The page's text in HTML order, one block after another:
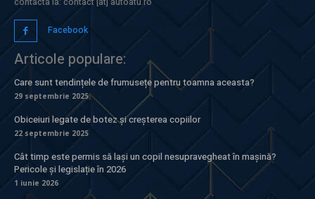
Facebook
Articole populare:
Care sunt tendințele de frumusețe pentru toamna aceasta?
29 septembrie 2025
Obiceiuri legate de botez și creșterea copiilor
22 septembrie 2025
Cât timp este permis să lași un copil nesupravegheat în mașină?
Pericole și legislație în 2026
1 iunie 2026